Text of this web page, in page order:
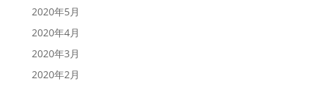
2020年5月
2020年4月
2020年3月
2020年2月